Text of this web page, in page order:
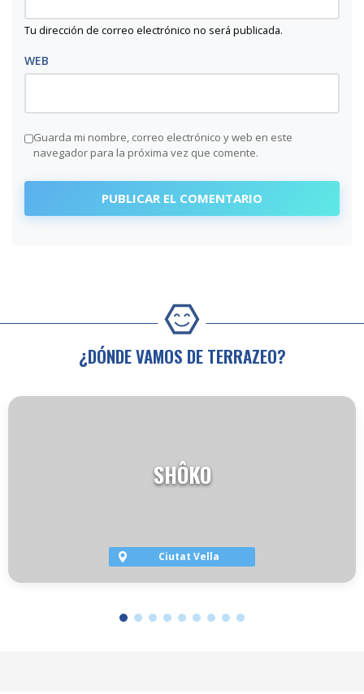
Tu dirección de correo electrónico no será publicada.
WEB
Guarda mi nombre, correo electrónico y web en este
navegador para la próxima vez que comente.
¿DÓNDE VAMOS DE TERRAZEO?
SHÔKO
Ciutat Vella